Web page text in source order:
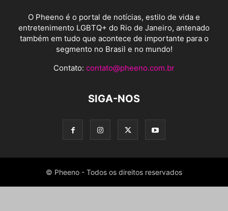
O Pheeno é o portal de notícias, estilo de vida e
entretenimento LGBTQ+ do Rio de Janeiro, antenado
também em tudo que acontece de importante para o
segmento no Brasil e no mundo!
Contato: contato@pheeno.com.br
SIGA-NOS
© Pheeno - Todos os direitos reservados